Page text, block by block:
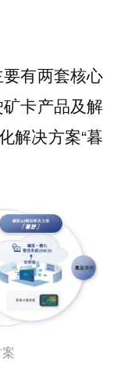
有两套核心
卡产品及解
解决方案“暮